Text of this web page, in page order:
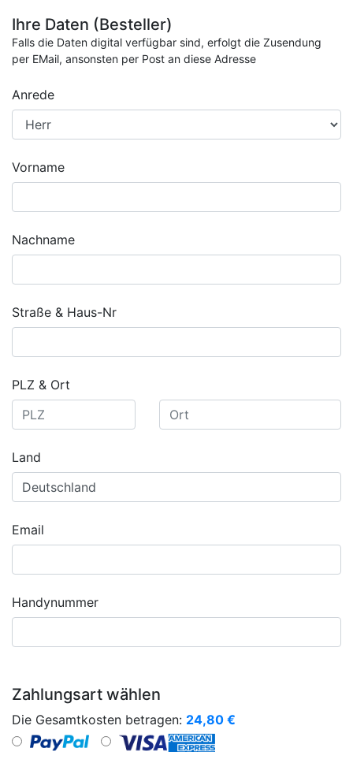
Ihre Daten (Besteller)
Falls die Daten digital verfügbar sind, erfolgt die Zusendung
per EMail, ansonsten per Post an diese Adresse
Anrede
Vorname
Nachname
Straße & Haus-Nr
PLZ & Ort
Land
Email
Handynummer
Zahlungsart wählen
Die Gesamtkosten betragen: 24,80 €